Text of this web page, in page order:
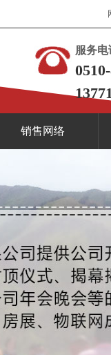
服务电
销售网络